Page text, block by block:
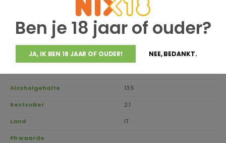
Ben je 18 jaar of ouder?
JA, IK BEN 18 JAAR OF OUDER! NEE, BEDANKT.
2029
Druivensoort 95% Sangiovese, 5% Colorino
Aanbevolen drinktemperatuur
Alcoholgehalte 13.5
Restsuiker 2.1
Land IT
Ph waarde